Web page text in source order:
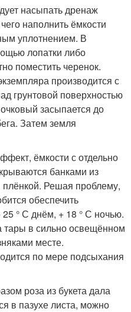
насыпать дренаж
наполнить ёмкости
уплотнением. В
лопатки либо
поместить черенок.
производится с
грунтовой поверхностью
засыпается до
Затем земля
ёмкости с отдельно
банками из
плёнкой. Решая проблему,
обеспечить
° С днём, + 18 ° С ночью.
тары в сильно освещённом
месте.
по мере подсыхания
роза из букета дала
в пазухе листа, можно